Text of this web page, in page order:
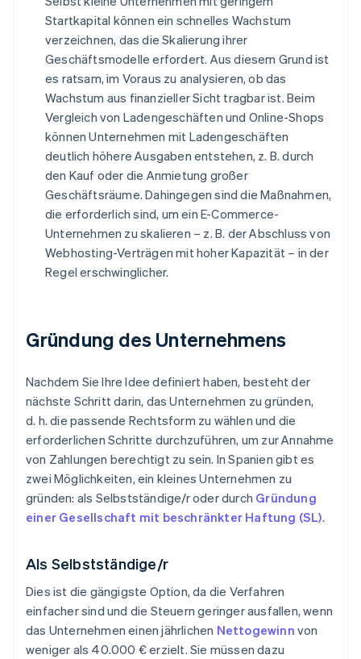
Startkapital können ein schnelles Wachstum
verzeichnen, das die Skalierung ihrer
Geschäftsmodelle erfordert. Aus diesem Grund ist
es ratsam, im Voraus zu analysieren, ob das
Wachstum aus finanzieller Sicht tragbar ist. Beim
Vergleich von Ladengeschäften und Online-Shops
können Unternehmen mit Ladengeschäften
deutlich höhere Ausgaben entstehen, z. B. durch
den Kauf oder die Anmietung großer
Geschäftsräume. Dahingegen sind die Maßnahmen,
die erforderlich sind, um ein E-Commerce-
Unternehmen zu skalieren – z. B. der Abschluss von
Webhosting-Verträgen mit hoher Kapazität – in der
Regel erschwinglicher.
Gründung des Unternehmens
Nachdem Sie Ihre Idee definiert haben, besteht der
nächste Schritt darin, das Unternehmen zu gründen,
d. h. die passende Rechtsform zu wählen und die
erforderlichen Schritte durchzuführen, um zur Annahme
von Zahlungen berechtigt zu sein. In Spanien gibt es
zwei Möglichkeiten, ein kleines Unternehmen zu
gründen: als Selbstständige/r oder durch Gründung
einer Gesellschaft mit beschränkter Haftung (SL).
Als Selbstständige/r
Dies ist die gängigste Option, da die Verfahren
einfacher sind und die Steuern geringer ausfallen, wenn
das Unternehmen einen jährlichen Nettogewinn von
weniger als 40.000 € erzielt. Sie müssen dazu